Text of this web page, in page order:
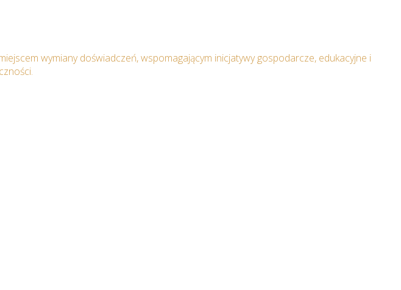
wymiany doświadczeń, wspomagającym inicjatywy gospodarcze, edukacyjne i